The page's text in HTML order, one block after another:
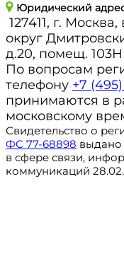
Юридический
127411, г.
округ
д.20, помещ. 103Н
По вопросам
телефону +7
принимаются в
московскому
Свидетельство о
ФС 77-68898 выдано
в сфере связи,
коммуникаций